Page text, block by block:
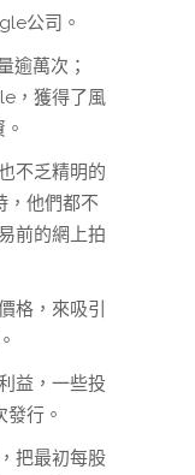
公司。
逾萬次；
，獲得了風
不乏精明的
，他們都不
前的網上拍
格，來吸引
益，一些投
行。
把最初每股